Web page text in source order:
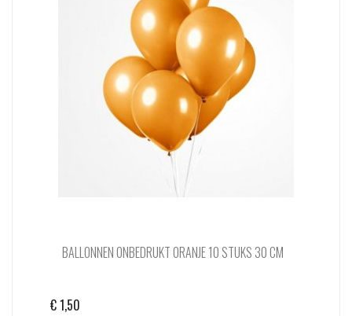
BALLONNEN ONBEDRUKT ORANJE 10 STUKS 30 CM
€1,50